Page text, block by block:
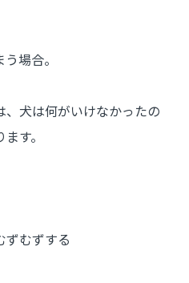
場合。
、犬は何がいけなかったの
す。
ずむずする